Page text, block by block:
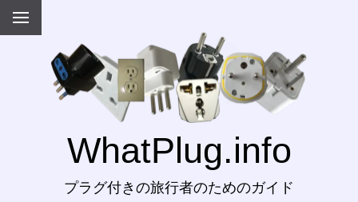
WhatPlug.info
プラグ付きの旅行者のためのガイド